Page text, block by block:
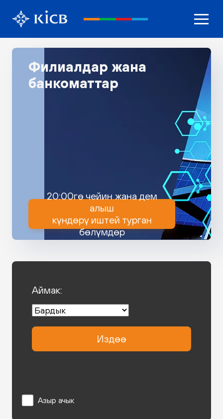
Филиалдар жана
банкоматтар
20:00гө чейин жана дем
алыш
күндөрү иштей турган
бөлүмдөр
Аймак:
Издөө
Азыр ачык